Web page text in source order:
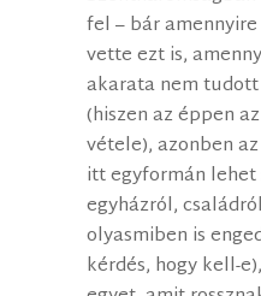
fel – bár
vette ezt is,
akarata nem
(hiszen az éppen
vétele), azonben
itt egyformán
egyházról,
olyasmiben is
kérdés, hogy kell-